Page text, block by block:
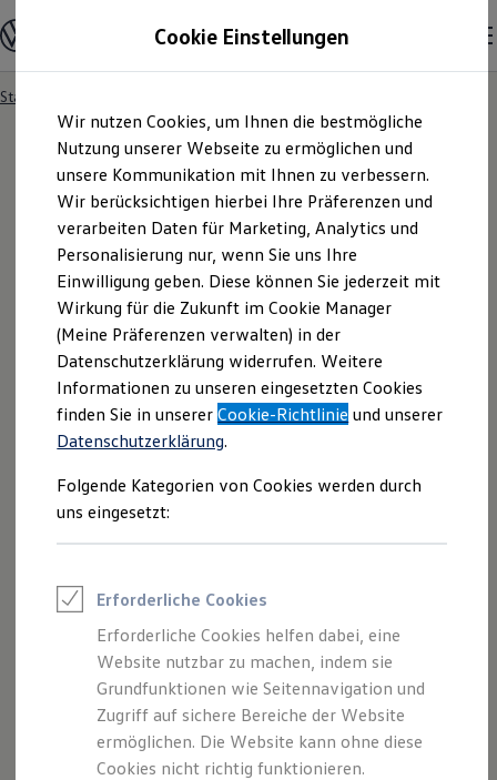
Hauptinhalt
springen
Footer
springen
Modelle & Konfigurator
Nutzfahrzeugkategorien entdecken
Modelle konfigurieren
Vorgängermodelle und Oldtimer
Vorgängermodelle
Oldtimer
Bulli Historie
Branchenlösungen & Gewerbekunden
Umbaulösungen und Hersteller finden
Auf- und Umbauten entdecken & konfigurieren
Groß- und Sonderkunden
Großkunden
Kommunen & Behörden
Journalisten
Sportvereine
Branchenlösungen
Bau & Handwerk
Gewerbliche Personenbeförderung
Service & mobile Werkstätten
Kurier, Logistik & Handel
Kühlfahrzeuge
Feuerwehr
ONE Business ID Vorteile
Fahrzeuge online kaufen
Digitaler Marktplatz
Kauf & Finanzierung
Online-Fahrzeugbewertung
Aktionen & Angebote
E-Auto-Förderung
Für Privatkunden
Für Gewerbekunden
Profi Paket
Startseite
Sie wollenIhre
gespeicherten
Konfigurationen
laden?
MitVolkswagenCodeladen
Sie haben einenVolkswagen
damit einfach Ihre Konfiguration.
Cookie Einstellungen
Wir nutzen Cookies, um Ihnen die bestmögliche
Nutzung unserer Webseite zu ermöglichen und
unsere Kommunikation mit Ihnen zu verbessern.
Wir berücksichtigen hierbei Ihre Präferenzen und
verarbeiten Daten für Marketing, Analytics und
Personalisierung nur, wenn Sie uns Ihre
Einwilligung geben. Diese können Sie jederzeit mit
Wirkung für die Zukunft im Cookie Manager
(Meine Präferenzen verwalten) in der
Datenschutzerklärung widerrufen. Weitere
Informationen zu unseren eingesetzten Cookies
finden Sie in unsererCookie-Richtlinie und unserer
Datenschutzerklärung.
Folgende Kategorien von Cookies werden durch
uns eingesetzt:
Erforderliche Cookies
Erforderliche Cookies helfen dabei, eine
Website nutzbar zu machen, indem sie
Grundfunktionen wie Seitennavigation und
Zugriff auf sichere Bereiche der Website
ermöglichen. Die Website kann ohne diese
Cookies nicht richtig funktionieren.